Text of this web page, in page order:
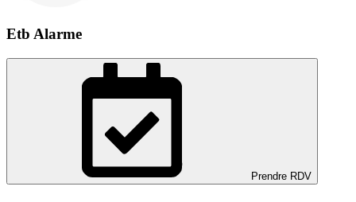
Etb Alarme
Prendre RDV